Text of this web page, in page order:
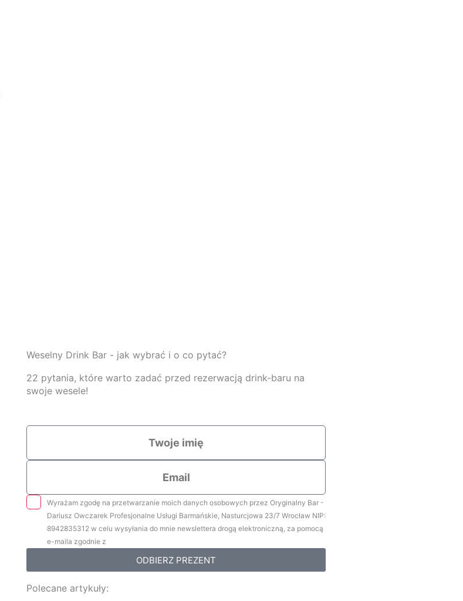
Weselny Drink Bar - jak wybrać i o co pytać?
22 pytania, które warto zadać przed rezerwacją drink-baru na
swoje wesele!
Twoje
Email
Wyrażam zgodę na przetwarzanie moich danych osobowych przez Oryginalny Bar -
Dariusz Owczarek Profesjonalne Usługi Barmańskie, Nasturcjowa 23/7 Wrocław NIP:
8942835312 w celu wysyłania do mnie newslettera drogą elektroniczną, za pomocą
e-maila zgodnie z
ODBIERZ PREZENT
Polecane artykuły: